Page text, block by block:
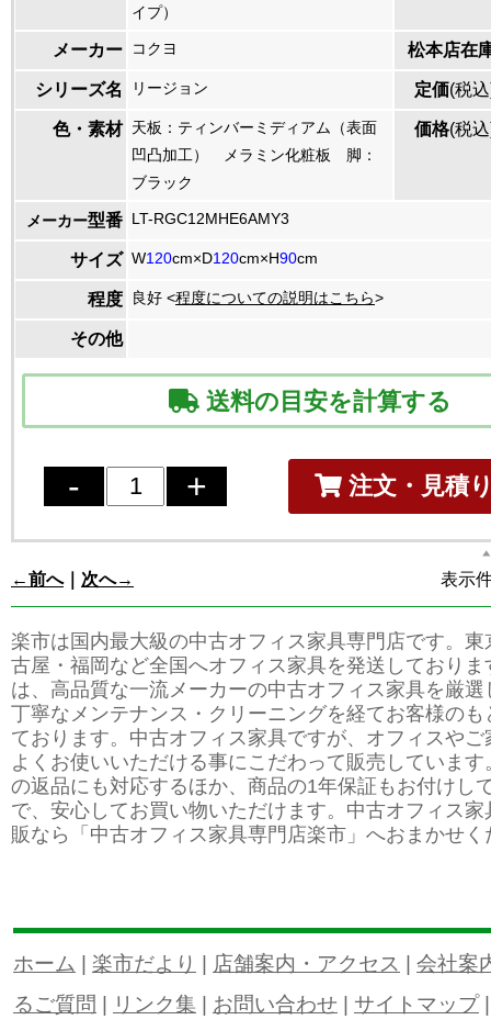
イプ）
メーカー コクヨ 松本店在
シリーズ名 リージョン 定価(税
色・素材 天板：ティンバーミディアム（表面
凹凸加工） メラミン化粧板 脚：
ブラック
価格(税
メーカー型番 LT-RGC12MHE6AMY3
サイズ W120cm×D120cm×H90cm
程度 良好 <程度についての説明はこちら>
その他
送料の目安を計算する
注文・見積
←前へ｜ 次へ→ 表示
楽市は国内最大級の中古オフィス家具専門店です。東
古屋・福岡など全国へオフィス家具を発送しておりま
は、高品質な一流メーカーの中古オフィス家具を厳選
丁寧なメンテナンス・クリーニングを経てお客様のも
ております。中古オフィス家具ですが、オフィスやご
よくお使いいただける事にこだわって販売していま
の返品にも対応するほか、商品の1年保証もお付けし
で、安心してお買い物いただけます。中古オフィス家
販なら「中古オフィス家具専門店楽市」へおまかせく
ホーム | 楽市だより | 店舗案内・アクセス | 会社案
るご質問 | リンク集 | お問い合わせ | サイトマップ